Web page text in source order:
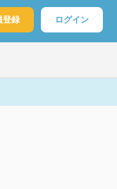
登録 ログイン